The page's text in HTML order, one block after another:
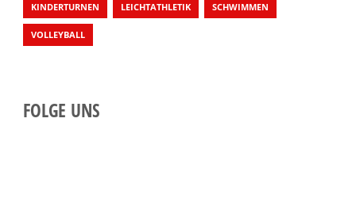
KINDERTURNEN LEICHTATHLETIK SCHWIMMEN
VOLLEYBALL
FOLGE UNS